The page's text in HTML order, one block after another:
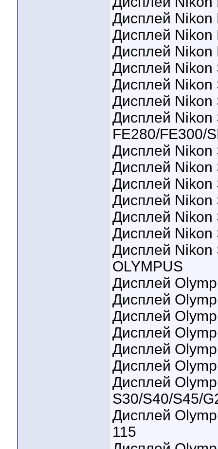
Дисплей Nikon
Дисплей Nikon
Дисплей Nikon
Дисплей Nikon
Дисплей Nikon
Дисплей Nikon
Дисплей Nikon
FE280/FE300/
Дисплей Nikon
Дисплей Nikon
Дисплей Nikon
Дисплей Nikon
Дисплей Nikon
Дисплей Nikon
Дисплей Nikon
OLYMPUS
Дисплей
Дисплей
Дисплей
Дисплей
Дисплей
Дисплей
Дисплей
S30/S40/S45/
Дисплей
115